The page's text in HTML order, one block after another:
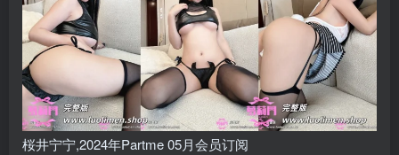
桜井宁宁,2024年Partme 05月会员订阅